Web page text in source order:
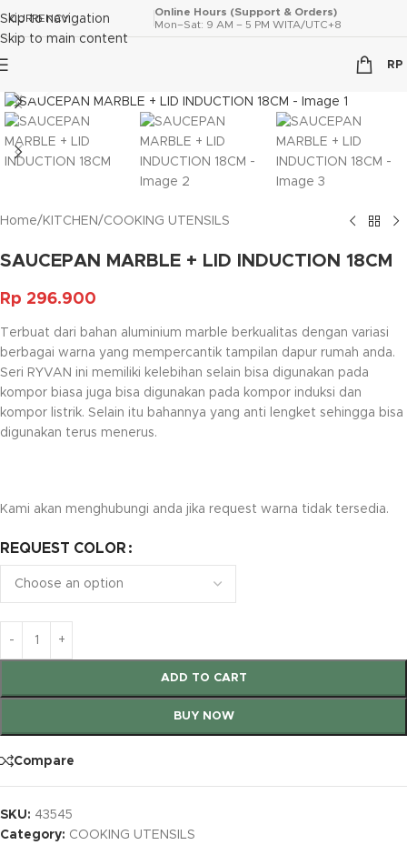
Skip to navigation
Skip to main content
CURRENCY
Online Hours (Support & Orders)
Mon–Sat: 9 AM – 5 PM WITA/UTC+8
RP
Home/ KITCHEN/COOKING UTENSILS
SAUCEPAN MARBLE + LID INDUCTION 18CM
Rp 296.900
Terbuat dari bahan aluminium marble berkualitas dengan variasi
berbagai warna yang mempercantik tampilan dapur rumah anda.
Seri RYVAN ini memiliki kelebihan selain bisa digunakan pada
kompor biasa juga bisa digunakan pada kompor induksi dan
kompor listrik. Selain itu bahannya yang anti lengket sehingga bisa
digunakan terus menerus.
Kami akan menghubungi anda jika request warna tidak tersedia.
REQUEST COLOR
ADD TO CART
BUY NOW
Compare
SKU: 43545
Category: COOKING UTENSILS